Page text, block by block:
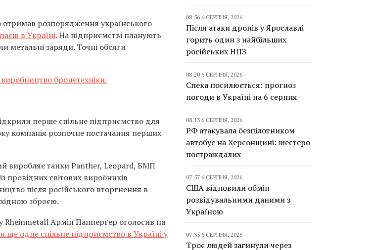
розпорядження українського
в Україні. На підприємстві планують
метальні заряди. Точні обсяги
бронетехніки.
перше спільне підприємство для
компанія розпочне постачання перших
виробляє танки Panther, Leopard, БМП
провідних світових виробників
після російського вторгнення в
зброєю.
Армін Папперґер оголосив на
ще одне спільне підприємство в Україні у
08:56 6 СЕРПНЯ, 2026
Після атаки дронів у Ярославлі
горить один з найбільших
російських НПЗ
08:20 6 СЕРПНЯ, 2026
Спека посилюється: прогноз
погоди в Україні на 6 серпня
08:13 6 СЕРПНЯ, 2026
РФ атакувала безпілотником
автобус на Херсонщині: шестеро
постраждалих
07:57 6 СЕРПНЯ, 2026
США відновили обмін
розвідувальними даними з
Україною
07:35 6 СЕРПНЯ, 2026
Троє людей загинули через